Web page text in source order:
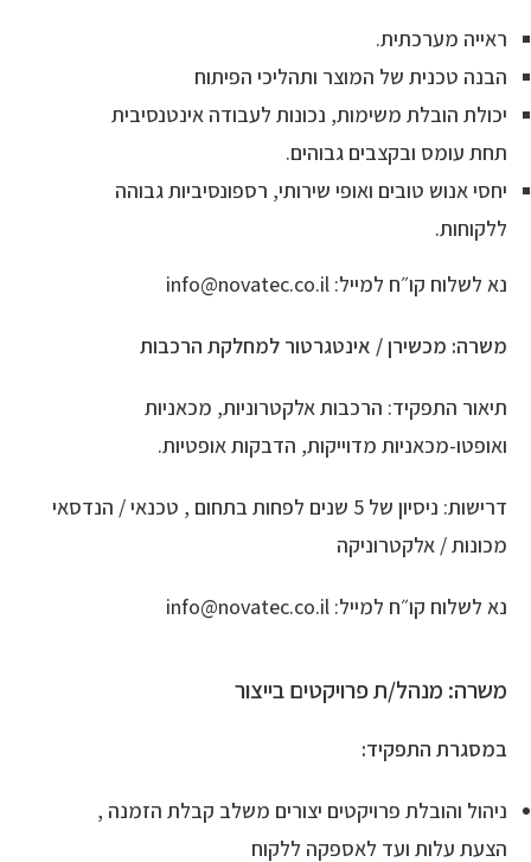
ראייה מערכתית.
הבנה טכנית של המוצר ותהליכי הפיתוח
יכולת הובלת משימות, נכונות לעבודה אינטנסיבית
תחת עומס ובקצבים גבוהים.
יחסי אנוש טובים ואופי שירותי, רספונסיביות גבוהה
ללקוחות.
נא לשלוח קו״ח למייל: info@novatec.co.il
משרה: מכשירן / אינטגרטור למחלקת הרכבות
תיאור התפקיד: הרכבות אלקטרוניות, מכאניות
ואופטו-מכאניות מדוייקות, הדבקות אופטיות.
דרישות: ניסיון של 5 שנים לפחות בתחום , טכנאי / הנדסאי
מכונות / אלקטרוניקה
נא לשלוח קו״ח למייל: info@novatec.co.il
משרה: מנהל/ת פרויקטים בייצור
במסגרת התפקיד:
ניהול והובלת פרויקטים יצורים משלב קבלת הזמנה ,
הצעת עלות ועד לאספקה ללקוח